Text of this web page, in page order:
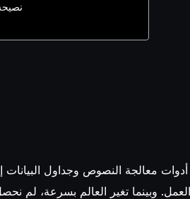
معالجة النصوص وجداول
وبينما تغير العالم بسرعة، لم